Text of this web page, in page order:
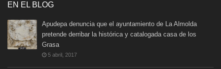
EN EL BLOG
Apudepa denuncia que el ayuntamiento de La Almolda
pretende derribar la histórica y catalogada casa de los
Grasa
5 abril, 2017